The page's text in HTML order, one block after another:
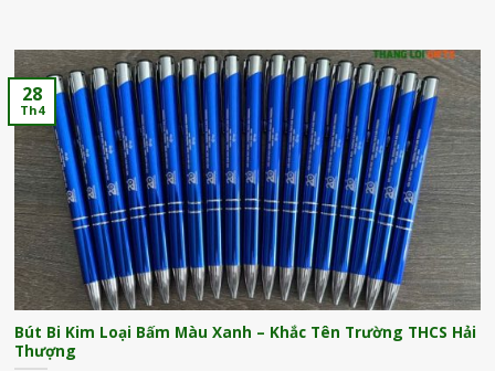
Bút Bi Kim Loại Bấm Màu Xanh – Khắc Tên Trường THCS Hải
Thượng
28
Th4